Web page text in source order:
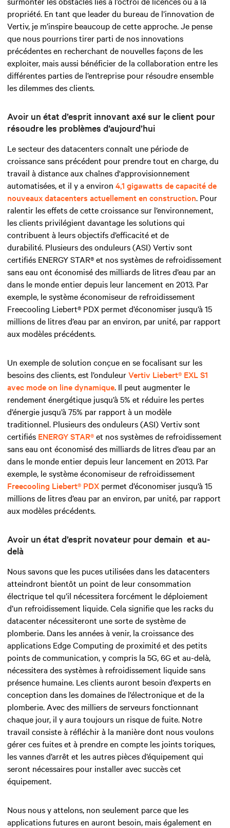
propriété. En tant que leader du bureau de l’innovation de
Vertiv, je m’inspire beaucoup de cette approche. Je pense
que nous pourrions tirer parti de nos innovations
précédentes en recherchant de nouvelles façons de les
exploiter, mais aussi bénéficier de la collaboration entre les
différentes parties de l’entreprise pour résoudre ensemble
les dilemmes des clients.
Avoir un état d’esprit innovant axé sur le client pour
résoudre les problèmes d’aujourd’hui
Le secteur des datacenters connaît une période de
croissance sans précédent pour prendre tout en charge, du
travail à distance aux chaînes d'approvisionnement
automatisées, et il y a environ 4,1 gigawatts de capacité de
nouveaux datacenters actuellement en construction. Pour
ralentir les effets de cette croissance sur l’environnement,
les clients privilégient davantage les solutions qui
contribuent à leurs objectifs d’efficacité et de
durabilité. Plusieurs des onduleurs (ASI) Vertiv sont
certifiés ENERGY STAR® et nos systèmes de refroidissement
sans eau ont économisé des milliards de litres d’eau par an
dans le monde entier depuis leur lancement en 2013. Par
exemple, le système économiseur de refroidissement
Freecooling Liebert® PDX permet d’économiser jusqu’à 15
millions de litres d’eau par an environ, par unité, par rapport
aux modèles précédents.
Un exemple de solution conçue en se focalisant sur les
besoins des clients, est l’onduleurVertiv Liebert® EXL S1
avec mode on line dynamique. Il peut augmenter le
rendement énergétique jusqu’à 5% et réduire les pertes
d’énergie jusqu’à 75% par rapport à un modèle
traditionnel. Plusieurs des onduleurs (ASI) Vertiv sont
certifiés ENERGY STAR®et nos systèmes de refroidissement
sans eau ont économisé des milliards de litres d’eau par an
dans le monde entier depuis leur lancement en 2013. Par
exemple, le système économiseur de refroidissement
Freecooling Liebert® PDX permet d’économiser jusqu’à 15
millions de litres d’eau par an environ, par unité, par rapport
aux modèles précédents.
Avoir un état d’esprit novateur pour demain et au-
delà
Nous savons que les puces utilisées dans les datacenters
atteindront bientôt un point de leur consommation
électrique tel qu’il nécessitera forcément le déploiement
d’un refroidissement liquide. Cela signifie que les racks du
datacenter nécessiteront une sorte de système de
plomberie. Dans les années à venir, la croissance des
applications Edge Computing de proximité et des petits
points de communication, y compris la 5G, 6G et au-delà,
nécessitera des systèmes à refroidissement liquide sans
présence humaine. Les clients auront besoin d’experts en
conception dans les domaines de l’électronique et de la
plomberie. Avec des milliers de serveurs fonctionnant
chaque jour, il y aura toujours un risque de fuite. Notre
travail consiste à réfléchir à la manière dont nous voulons
gérer ces fuites et à prendre en compte les joints toriques,
les vannes d’arrêt et les autres pièces d’équipement qui
seront nécessaires pour installer avec succès cet
équipement.
Nous nous y attelons, non seulement parce que les
applications futures en auront besoin, mais également en